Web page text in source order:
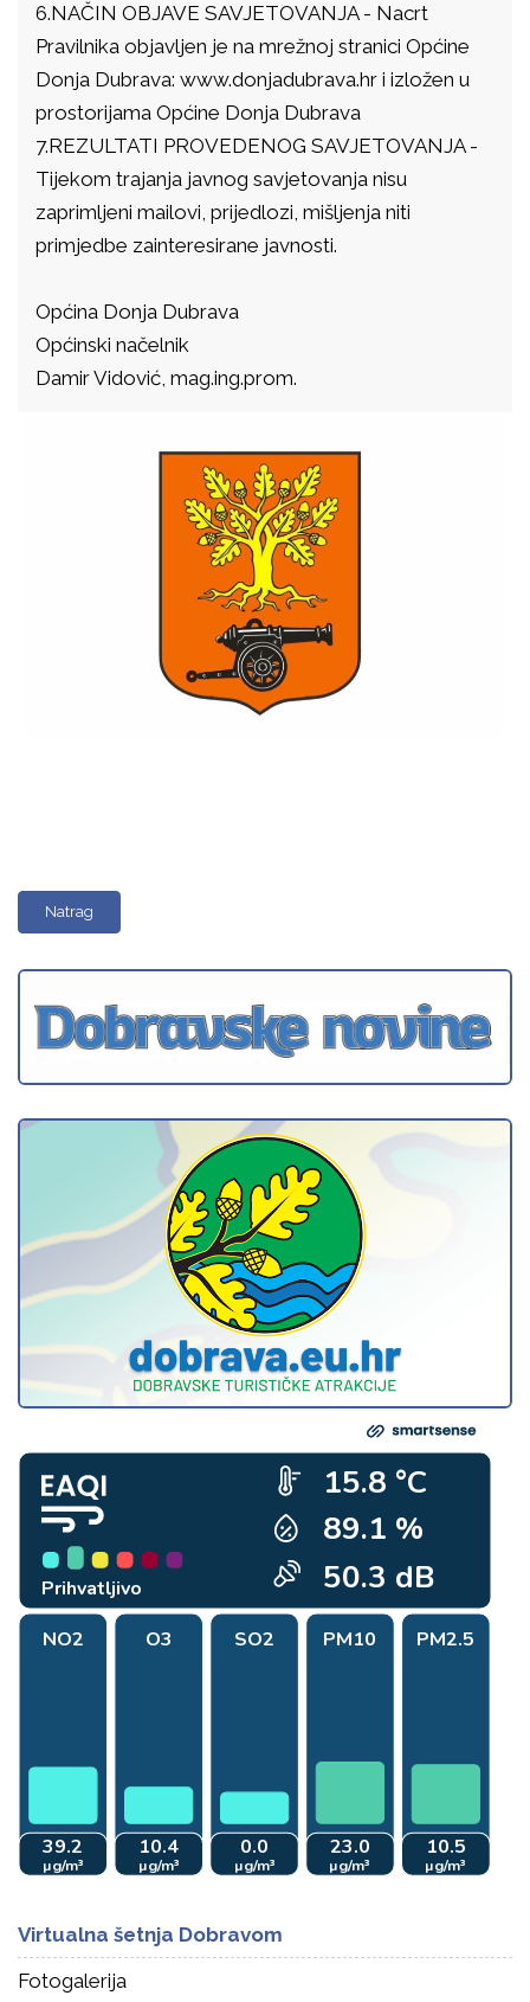
6.NAČIN OBJAVE SAVJETOVANJA - Nacrt
Pravilnika objavljen je na mrežnoj stranici Općine
Donja Dubrava: www.donjadubrava.hr i izložen u
prostorijama Općine Donja Dubrava
7.REZULTATI PROVEDENOG SAVJETOVANJA -
Tijekom trajanja javnog savjetovanja nisu
zaprimljeni mailovi, prijedlozi, mišljenja niti
primjedbe zainteresirane javnosti.
Općina Donja Dubrava
Općinski načelnik
Damir Vidović, mag.ing.prom.
Natrag
Virtualna šetnja Dobravom
Fotogalerija